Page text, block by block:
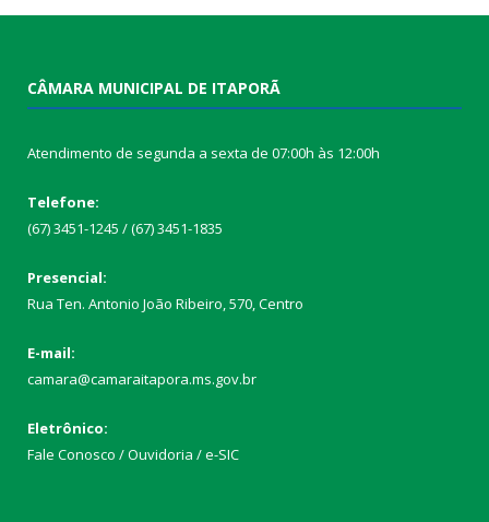
CÂMARA MUNICIPAL DE ITAPORÃ
Atendimento de segunda a sexta de 07:00h às 12:00h
Telefone:
(67) 3451-1245 / (67) 3451-1835
Presencial:
Rua Ten. Antonio João Ribeiro, 570, Centro
E-mail:
camara@camaraitapora.ms.gov.br
Eletrônico:
Fale Conosco / Ouvidoria / e-SIC